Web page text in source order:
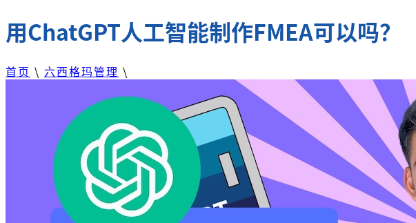
用ChatGPT人工智能制作FMEA可以吗？
首页 \ 六西格玛管理 \